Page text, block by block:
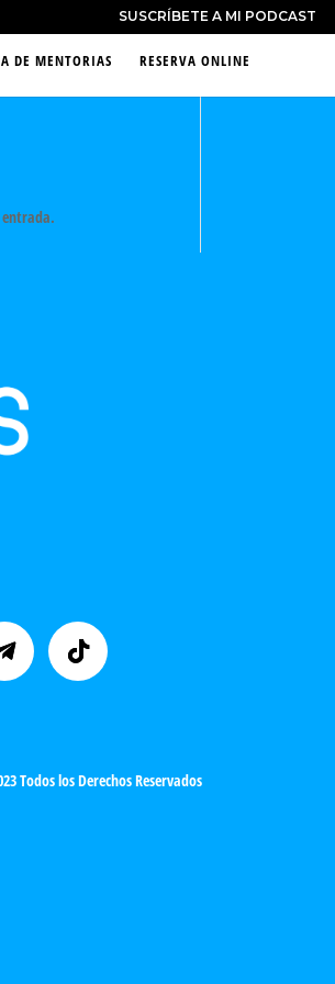
SUSCRÍBETE A MI PODCAST
DE MENTORIAS RESERVA ONLINE
entrada.
Todos los Derechos Reservados